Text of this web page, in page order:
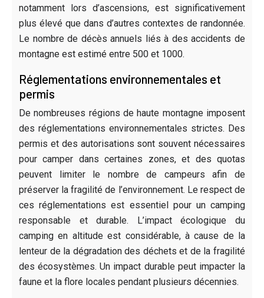
notamment lors d’ascensions, est significativement
plus élevé que dans d’autres contextes de randonnée.
Le nombre de décès annuels liés à des accidents de
montagne est estimé entre 500 et 1000.
Réglementations environnementales et
permis
De nombreuses régions de haute montagne imposent
des réglementations environnementales strictes. Des
permis et des autorisations sont souvent nécessaires
pour camper dans certaines zones, et des quotas
peuvent limiter le nombre de campeurs afin de
préserver la fragilité de l’environnement. Le respect de
ces réglementations est essentiel pour un camping
responsable et durable. L’impact écologique du
camping en altitude est considérable, à cause de la
lenteur de la dégradation des déchets et de la fragilité
des écosystèmes. Un impact durable peut impacter la
faune et la flore locales pendant plusieurs décennies.